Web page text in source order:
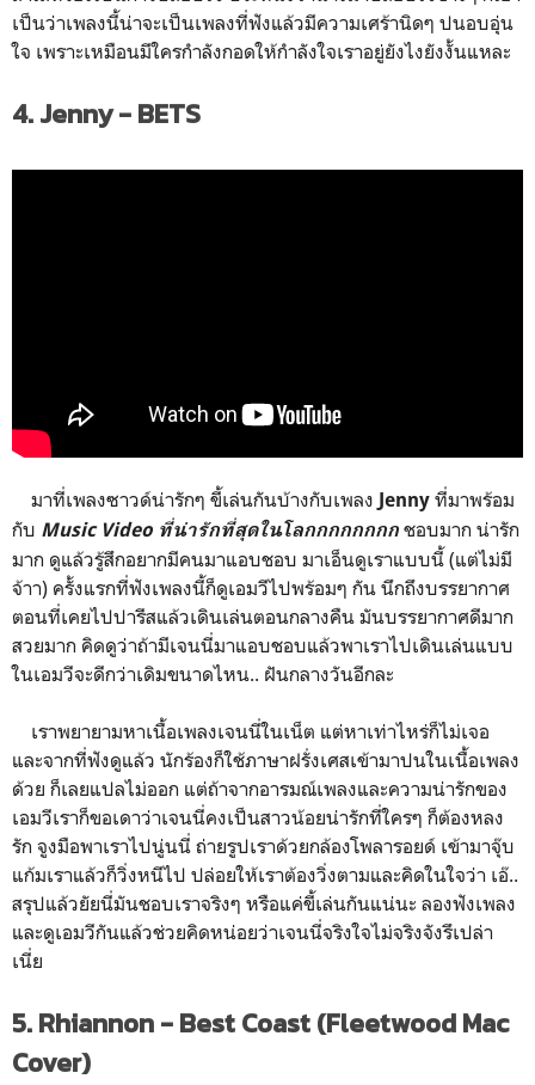
เป็นว่าเพลงนี้น่าจะเป็นเพลงที่ฟังแล้วมีความเศร้านิดๆ ปนอบอุ่น
ใจ เพราะเหมือนมีใครกำลังกอดให้กำลังใจเราอยู่ยังไงยังงั้นแหละ
4. Jenny - BETS
มาที่เพลงซาวด์น่ารักๆ ขี้เล่นกันบ้างกับเพลง Jenny ที่มาพร้อม
กับ Music Video ที่น่ารักที่สุดในโลกกกกกกกก ชอบมาก น่ารัก
มาก ดูแล้วรู้สึกอยากมีคนมาแอบชอบ มาเอ็นดูเราแบบนี้ (แต่ไม่มี
จ้าา) ครั้งแรกที่ฟังเพลงนี้ก็ดูเอมวีไปพร้อมๆ กัน นึกถึงบรรยากาศ
ตอนที่เคยไปปารีสแล้วเดินเล่นตอนกลางคืน มันบรรยากาศดีมาก
สวยมาก คิดดูว่าถ้ามีเจนนี่มาแอบชอบแล้วพาเราไปเดินเล่นแบบ
ในเอมวีจะดีกว่าเดิมขนาดไหน.. ฝันกลางวันอีกละ
เราพยายามหาเนื้อเพลงเจนนี่ในเน็ต แต่หาเท่าไหร่ก็ไม่เจอ
และจากที่ฟังดูแล้ว นักร้องก็ใช้ภาษาฝรั่งเศสเข้ามาปนในเนื้อเพลง
ด้วย ก็เลยแปลไม่ออก แต่ถ้าจากอารมณ์เพลงและความน่ารักของ
เอมวีเราก็ขอเดาว่าเจนนี่คงเป็นสาวน้อยน่ารักที่ใครๆ ก็ต้องหลง
รัก จูงมือพาเราไปนู่นนี่ ถ่ายรูปเราด้วยกล้องโพลารอยด์ เข้ามาจุ๊บ
แก้มเราแล้วก็วิ่งหนีไป ปล่อยให้เราต้องวิ่งตามและคิดในใจว่า เอ๊..
สรุปแล้วยัยนี่มันชอบเราจริงๆ หรือแค่ขี้เล่นกันแน่นะ ลองฟังเพลง
และดูเอมวีกันแล้วช่วยคิดหน่อยว่าเจนนี่จริงใจไม่จริงจังรึเปล่า
เนี่ย
5. Rhiannon - Best Coast (Fleetwood Mac
Cover)